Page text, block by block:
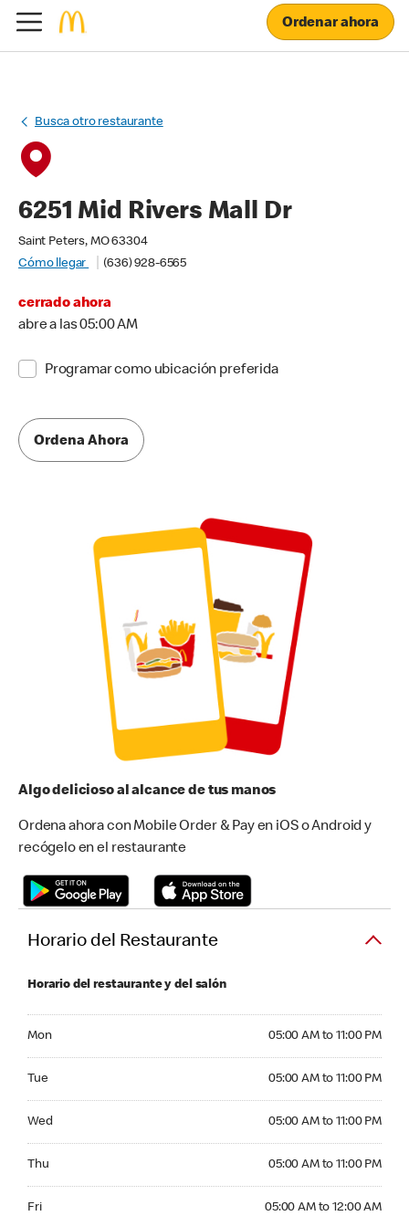
Ordenar ahora
Busca otro restaurante
6251 Mid Rivers Mall Dr
Saint Peters, MO 63304
Cómo llegar
(636) 928-6565
cerrado ahora
abre a las 05:00 AM
Programar como ubicación preferida
Ordena Ahora
Algo delicioso al alcance de tus manos
Ordena ahora con Mobile Order & Pay en iOS o Android y
recógelo en el restaurante
Horario del Restaurante
Horario del restaurante y del salón
Mon 05:00 AM to 11:00 PM
Tue 05:00 AM to 11:00 PM
Wed 05:00 AM to 11:00 PM
Thu 05:00 AM to 11:00 PM
Fri 05:00 AM to 12:00 AM